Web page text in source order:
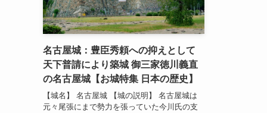
名古屋城：豊臣秀頼への抑えとして
天下普請により築城 御三家徳川義直
の名古屋城【お城特集 日本の歴史】
【城名】 名古屋城 【城の説明】 名古屋城は
元々尾張にまで勢力を張っていた今川氏の支